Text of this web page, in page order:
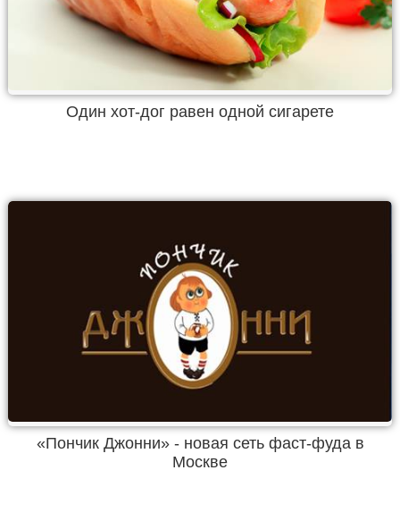
Один хот-дог равен одной сигарете
«Пончик Джонни» - новая сеть фаст-фуда в
Москве